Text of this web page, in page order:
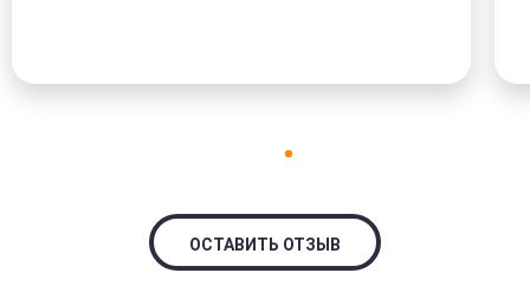
ОСТАВИТЬ ОТЗЫВ